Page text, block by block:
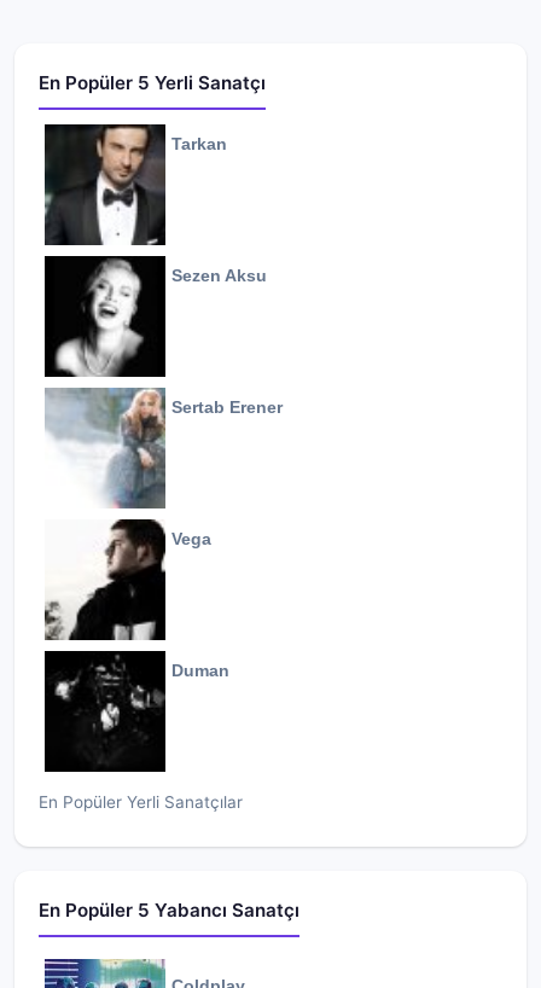
En Popüler 5 Yerli Sanatçı
Tarkan
Sezen Aksu
Sertab Erener
Vega
Duman
En Popüler Yerli Sanatçılar
En Popüler 5 Yabancı Sanatçı